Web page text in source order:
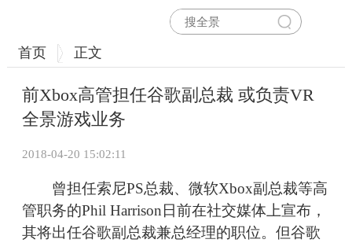
首页 正文
前Xbox高管担任谷歌副总裁 或负责VR
全景游戏业务
2018-04-20 15:02:11
曾担任索尼PS总裁、微软Xbox副总裁等高
管职务的Phil Harrison日前在社交媒体上宣布，
其将出任谷歌副总裁兼总经理的职位。但谷歌